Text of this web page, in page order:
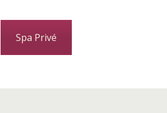
Spa Privé